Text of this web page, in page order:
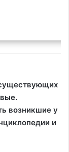
возникшие у
и